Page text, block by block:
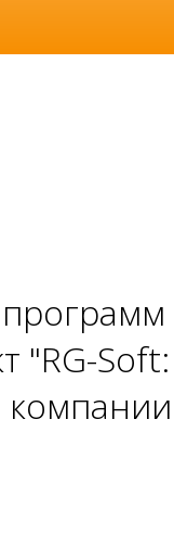
"RG-Soft: